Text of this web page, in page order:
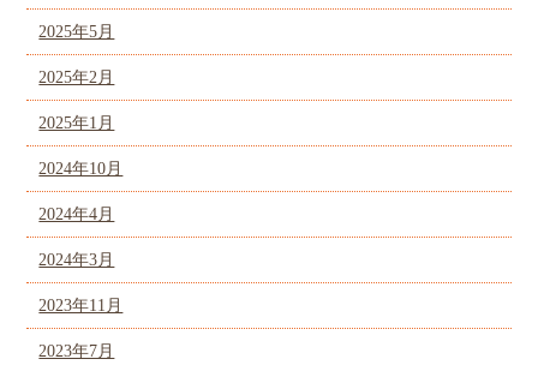
2025年5月
2025年2月
2025年1月
2024年10月
2024年4月
2024年3月
2023年11月
2023年7月